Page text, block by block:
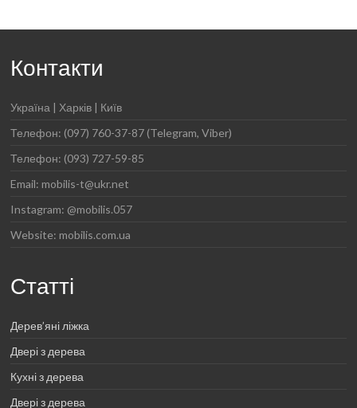
Контакти
Україна | Харків | Київ
Телефон: (097) 760-37-87 (Telegram, Viber)
Телефон: (093) 727-59-85
Email: mobilis-t@ukr.net
Instagram: @mobilis.057
Website: mobilis.com.ua
Статті
Дерев’яні ліжка
Двері з дерева
Кухні з дерева
Двері з дерева